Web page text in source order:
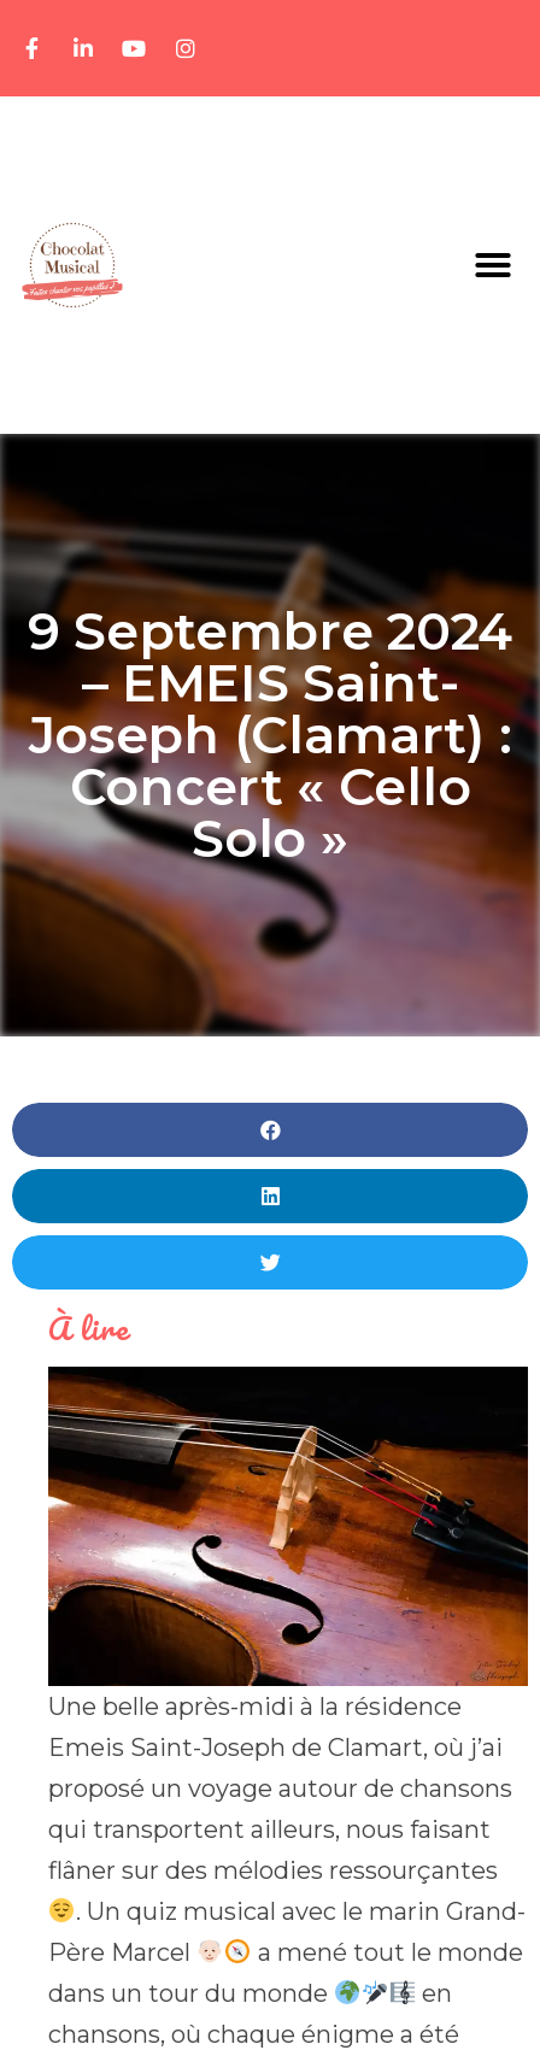
9 Septembre 2024
– EMEIS Saint-
Joseph (Clamart) :
Concert « Cello
Solo »
À lire
Une belle après-midi à la résidence
Emeis Saint-Joseph de Clamart, où j’ai
proposé un voyage autour de chansons
qui transportent ailleurs, nous faisant
flâner sur des mélodies ressourçantes
. Un quiz musical avec le marin Grand-
Père Marcel
a mené tout le monde
dans un tour du monde
en
chansons, où chaque énigme a été